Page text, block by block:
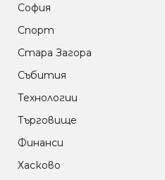
София
Спорт
Стара Загора
Събития
Технологии
Търговище
Финанси
Хасково